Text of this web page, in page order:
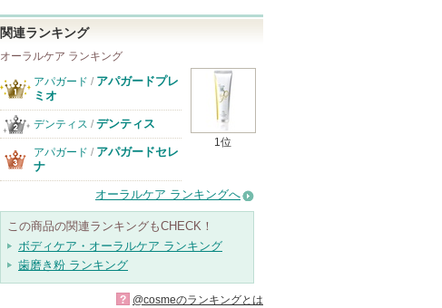
関連ランキング
オーラルケア ランキング
1位
アパガード / アパガードプレ
ミオ
デンティス / デンティス
アパガード / アパガードセレ
ナ
オーラルケア ランキングへ
この商品の関連ランキングもCHECK！
ボディケア・オーラルケア ランキング
歯磨き粉 ランキング
? @cosmeのランキングとは